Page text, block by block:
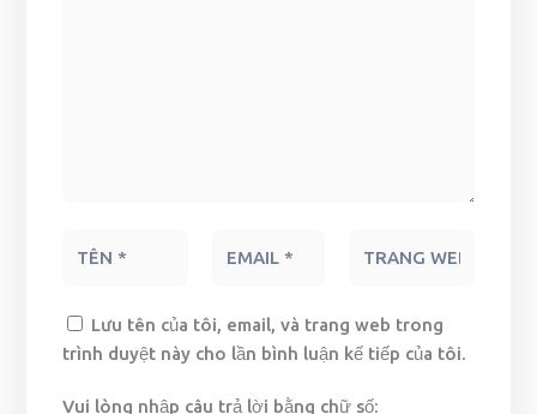
Lưu tên của tôi, email, và trang web trong
trình duyệt này cho lần bình luận kế tiếp của tôi.
Vui lòng nhập câu trả lời bằng chữ số: